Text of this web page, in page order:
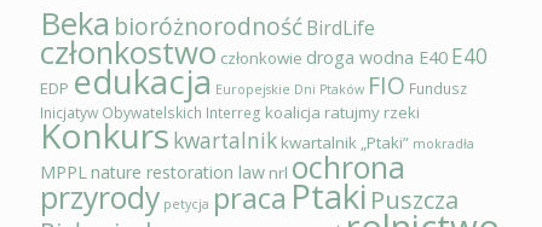
Beka bioróżnorodnośćBirdLife
członkostwo członkowie droga wodna E40 E40
EDP edukacja Europejskie Dni Ptaków FIO Fundusz
Inicjatyw Obywatelskich Interreg koalicja ratujmy rzeki
Konkurs kwartalnik kwartalnik „Ptaki” mokradła
MPPLnature restoration law nrl ochrona
przyrody petycja praca Ptaki Puszcza